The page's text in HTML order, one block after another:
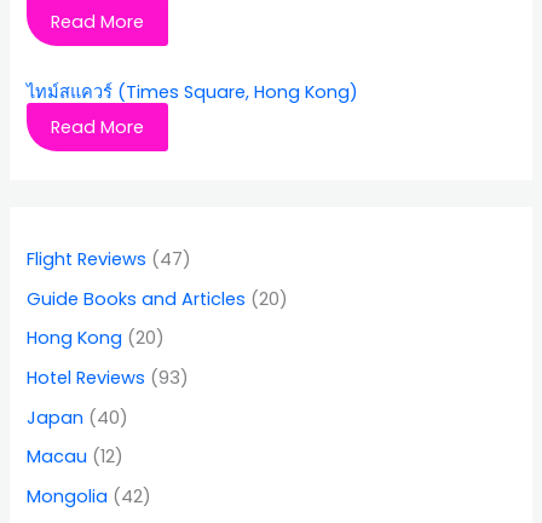
Read More
ไทม์สแควร์ (Times Square, Hong Kong)
Read More
Flight Reviews (47)
Guide Books and Articles (20)
Hong Kong (20)
Hotel Reviews (93)
Japan (40)
Macau (12)
Mongolia (42)